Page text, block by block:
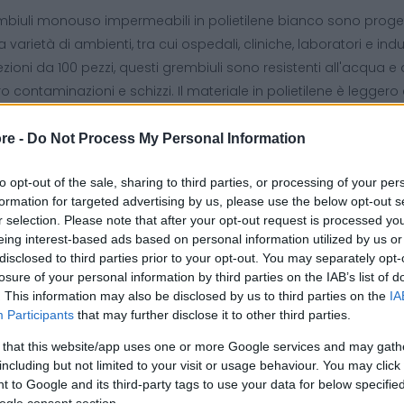
- Do Not Process My Personal Information
opt-out of the sale, sharing to third parties, or processing of your
for targeted advertising by us, please use the below opt-out
selection. Please note that after your opt-out request is processed
interest-based ads based on personal information utilized by us
to third parties prior to your opt-out. You may separately
of your personal information by third parties on the IAB’s list of
This information may also be disclosed by us to third parties on the
Participants that may further disclose it to other third parties.
that this website/app uses one or more Google services and may
but not limited to your visit or usage behaviour. You may
to Google and its third-party tags to use your data for below
monouso impermeabili in polietilene bianco sono
varietà di ambienti, tra cui ospedali, cliniche, laboratori e
da 100 pezzi, questi grembiuli sono resistenti all'acqua
contaminazioni e schizzi. Il materiale in polietilene è
Principali:
di Prodotto: Grembiuli monouso impermeabili
Polietilene
Bianco
100 pezzi
Impermeabili, resistenti, comodi, leggeri
usa e getta impermeabile
0.019 mm.
professionale